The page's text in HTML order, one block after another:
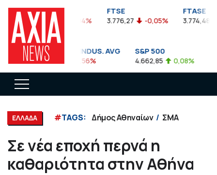
FTSEA
899,47 -0,04%
FTSE
3.776,27 -0,05%
FTASE
3.774,48
DOW JONES INDUS. AVG
35.911,81 -0,56%
S&P 500
4.662,85 0,08%
ΕΛΛΑΔΑ #TAGS: Δήμος Αθηναίων ΣΜΑ
Σε νέα εποχή περνά η
καθαριότητα στην Αθήνα